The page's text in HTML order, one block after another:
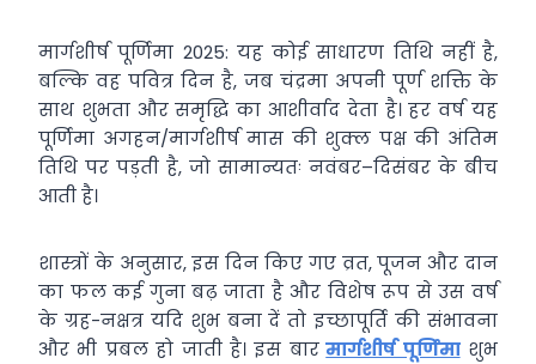
मार्गशीर्ष पूर्णिमा 2025: यह कोई साधारण तिथि नहीं है,
बल्कि वह पवित्र दिन है, जब चंद्रमा अपनी पूर्ण शक्ति के
साथ शुभता और समृद्धि का आशीर्वाद देता है। हर वर्ष यह
पूर्णिमा अगहन/मार्गशीर्ष मास की शुक्ल पक्ष की अंतिम
तिथि पर पड़ती है, जो सामान्यतः नवंबर–दिसंबर के बीच
आती है।
शास्त्रों के अनुसार, इस दिन किए गए व्रत, पूजन और दान
का फल कई गुना बढ़ जाता है और विशेष रूप से उस वर्ष
के ग्रह-नक्षत्र यदि शुभ बना दें तो इच्छापूर्ति की संभावना
और भी प्रबल हो जाती है। इस बार मार्गशीर्ष पूर्णिमाशुभ